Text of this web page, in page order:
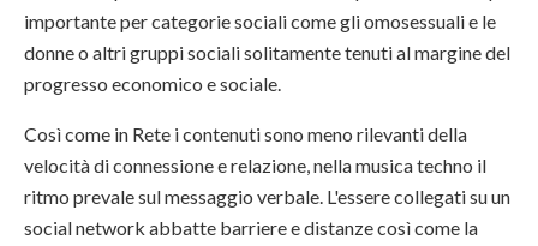
importante per categorie sociali come gli omosessuali e le
donne o altri gruppi sociali solitamente tenuti al margine del
progresso economico e sociale.
Così come in Rete i contenuti sono meno rilevanti della
velocità di connessione e relazione, nella musica techno il
ritmo prevale sul messaggio verbale. L'essere collegati su un
social network abbatte barriere e distanze così come la